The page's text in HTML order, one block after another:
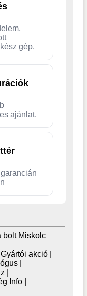
gép.
ajánlat.
bolt Miskolc
Gyártói akció
Info